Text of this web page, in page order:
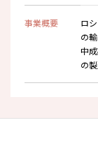
事業概要
ロ
の
中
の